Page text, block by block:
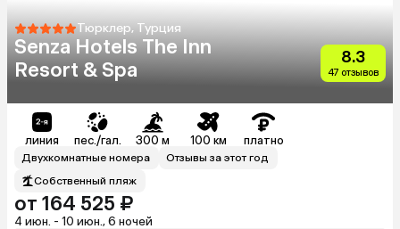
Тюрклер, Турция
Senza Hotels The Inn
Resort & Spa
8.3
47 отзывов
линия пес./гал. 300 м 100 км платно
Двухкомнатные номера
Отзывы за этот год
Собственный пляж
от 164 525 ₽
4 июн. - 10 июн., 6 ночей